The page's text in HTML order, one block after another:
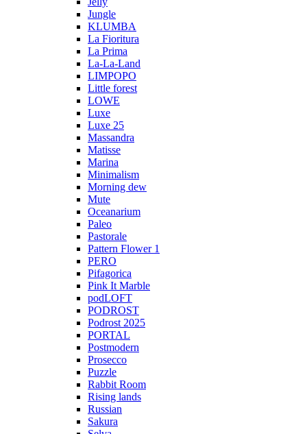
Jungle
KLUMBA
La Fioritura
La Prima
La-La-Land
LIMPOPO
Little forest
LOWE
Luxe
Luxe 25
Massandra
Matisse
Marina
Minimalism
Morning dew
Mute
Oceanarium
Paleo
Pastorale
Pattern Flower 1
PERO
Pifagorica
Pink It Marble
podLOFT
PODROST
Podrost 2025
PORTAL
Postmodern
Prosecco
Puzzle
Rabbit Room
Rising lands
Russian
Sakura